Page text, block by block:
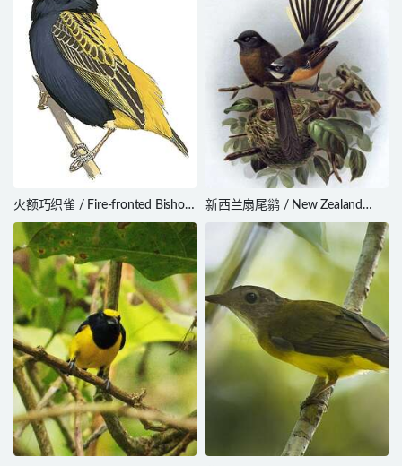
火额巧织雀 / Fire-fronted Bishop
/ Euplectes diadematus
新西兰扇尾鹟 / New Zealand
Fantail / Rhipidura fuliginosa